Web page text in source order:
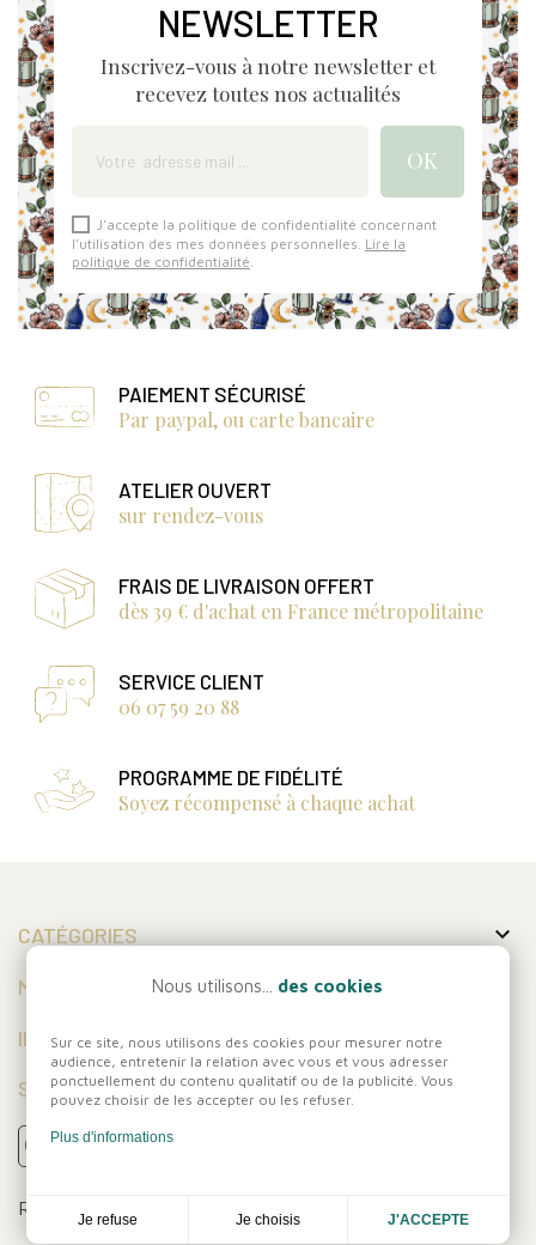
NEWSLETTER
Inscrivez-vous à notre newsletter et
recevez toutes nos actualités
J'accepte la politique de confidentialité concernant
l'utilisation des mes données personnelles. Lire la
politique de confidentialité.
PAIEMENT SÉCURISÉ
Par paypal, ou carte bancaire
ATELIER OUVERT
sur rendez-vous
FRAIS DE LIVRAISON OFFERT
dès 39 € d'achat en France métropolitaine
SERVICE CLIENT
06 07 59 20 88
PROGRAMME DE FIDÉLITÉ
Soyez récompensé à chaque achat
CATÉGORIES 
MON COMPTE
INFORMATIONS
SUIVEZ-NOUS
Réalisation
Nous utilisons... des cookies
Sur ce site, nous utilisons des cookies pour mesurer notre
audience, entretenir la relation avec vous et vous adresser
ponctuellement du contenu qualitatif ou de la publicité. Vous
pouvez choisir de les accepter ou les refuser.
Plus d'informations
Je refuse Je choisis J'ACCEPTE